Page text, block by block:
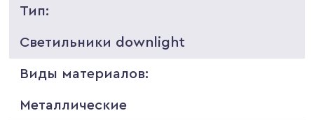
Тип:
Светильники downlight
Виды материалов:
Металлические